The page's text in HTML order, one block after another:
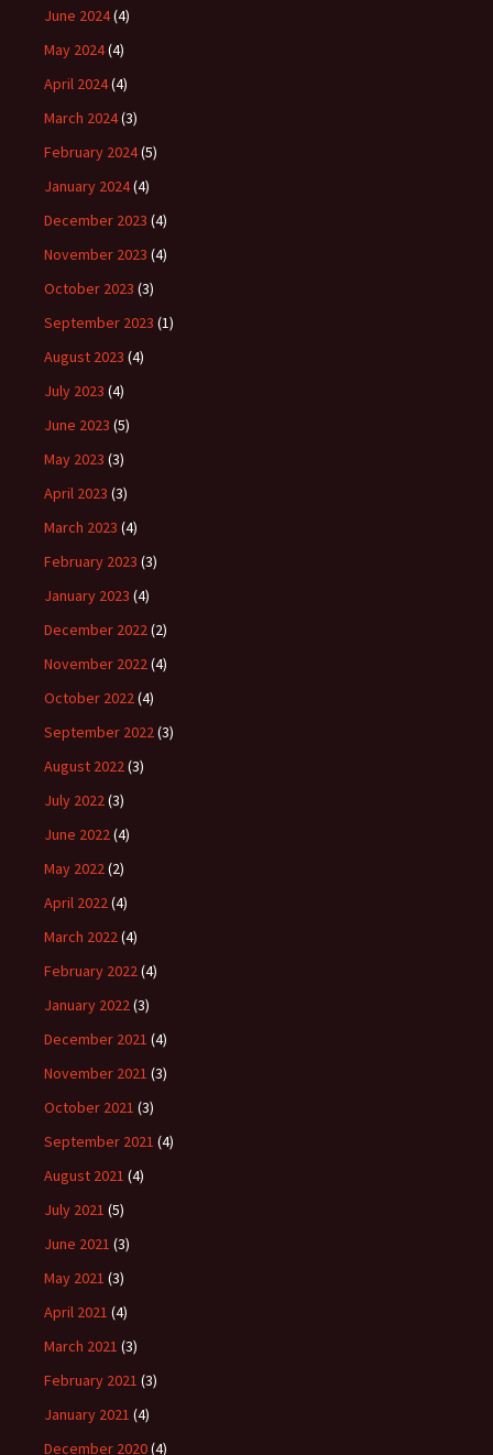
June 2024(4)
May 2024(4)
April 2024(4)
March 2024(3)
February 2024(5)
January 2024(4)
December 2023 (4)
November 2023 (4)
October 2023 (3)
September 2023 (1)
August 2023 (4)
July 2023 (4)
June 2023 (5)
May 2023 (3)
April 2023 (3)
March 2023 (4)
February 2023 (3)
January 2023 (4)
December 2022(2)
November 2022(4)
October 2022(4)
September 2022(3)
August 2022(3)
July 2022(3)
June 2022(4)
May 2022(2)
April 2022(4)
March 2022(4)
February 2022(4)
January 2022(3)
December 2021 (4)
November 2021 (3)
October 2021 (3)
September 2021 (4)
August 2021 (4)
July 2021 (5)
June 2021 (3)
May 2021 (3)
April 2021 (4)
March 2021 (3)
February 2021 (3)
January 2021 (4)
December 2020(4)